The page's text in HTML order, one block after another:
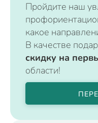
Пройдите наш
какое
В качестве
скидку на
области!